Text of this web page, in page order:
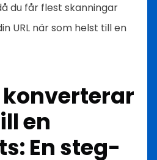
du får flest skanningar
URL när som helst till en
en
En steg-